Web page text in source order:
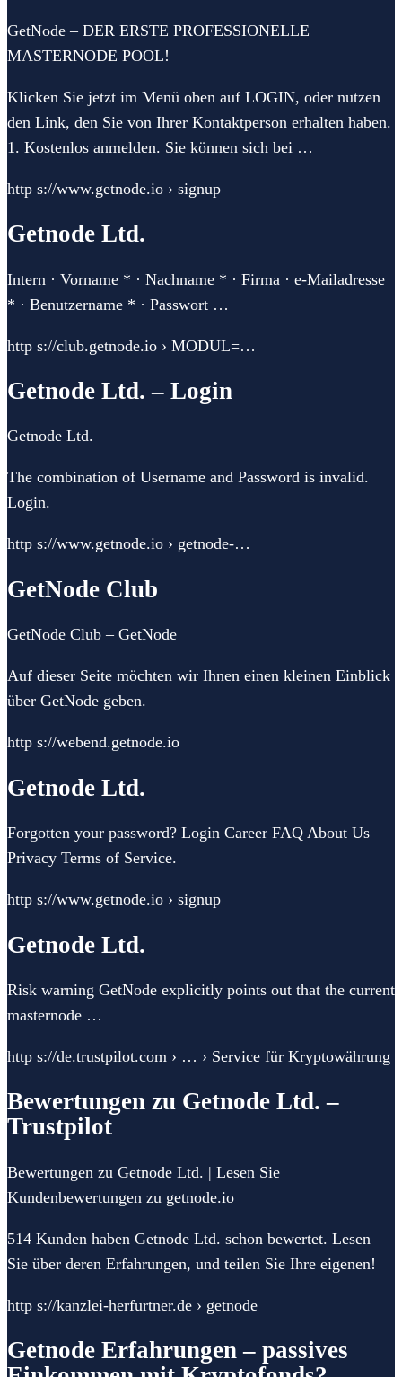
GetNode – DER ERSTE PROFESSIONELLE
MASTERNODE POOL!
Klicken Sie jetzt im Menü oben auf LOGIN, oder nutzen
den Link, den Sie von Ihrer Kontaktperson erhalten haben.
1. Kostenlos anmelden. Sie können sich bei …
http s://www.getnode.io › signup
Getnode Ltd.
Intern · Vorname * · Nachname * · Firma · e-Mailadresse
* · Benutzername * · Passwort …
http s://club.getnode.io › MODUL=…
Getnode Ltd. – Login
Getnode Ltd.
The combination of Username and Password is invalid.
Login.
http s://www.getnode.io › getnode-…
GetNode Club
GetNode Club – GetNode
Auf dieser Seite möchten wir Ihnen einen kleinen Einblick
über GetNode geben.
http s://webend.getnode.io
Getnode Ltd.
Forgotten your password? Login Career FAQ About Us
Privacy Terms of Service.
http s://www.getnode.io › signup
Getnode Ltd.
Risk warning GetNode explicitly points out that the current
masternode …
http s://de.trustpilot.com › … › Service für Kryptowährung
Bewertungen zu Getnode Ltd. –
Trustpilot
Bewertungen zu Getnode Ltd. | Lesen Sie
Kundenbewertungen zu getnode.io
514 Kunden haben Getnode Ltd. schon bewertet. Lesen
Sie über deren Erfahrungen, und teilen Sie Ihre eigenen!
http s://kanzlei-herfurtner.de › getnode
Getnode Erfahrungen – passives